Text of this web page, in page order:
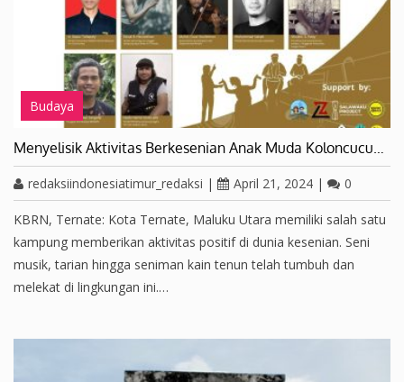
Budaya
Menyelisik Aktivitas Berkesenian Anak Muda Koloncucu…
redaksiindonesiatimur_redaksi | April 21, 2024 | 0
KBRN, Ternate: Kota Ternate, Maluku Utara memiliki salah satu
kampung memberikan aktivitas positif di dunia kesenian. Seni
musik, tarian hingga seniman kain tenun telah tumbuh dan
melekat di lingkungan ini.…